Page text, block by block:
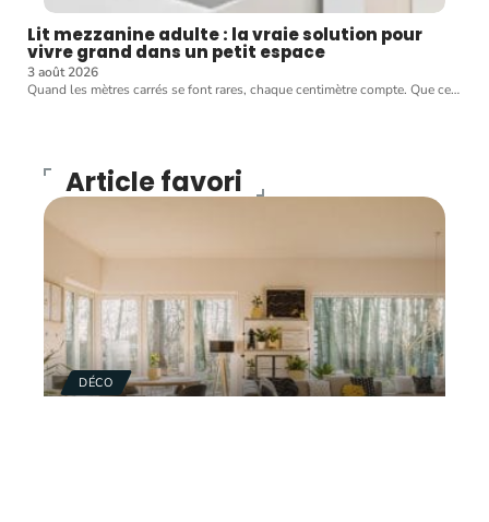
Lit mezzanine adulte : la vraie solution pour
vivre grand dans un petit espace
3 août 2026
Quand les mètres carrés se font rares, chaque centimètre compte. Que ce…
Article favori
DÉCO